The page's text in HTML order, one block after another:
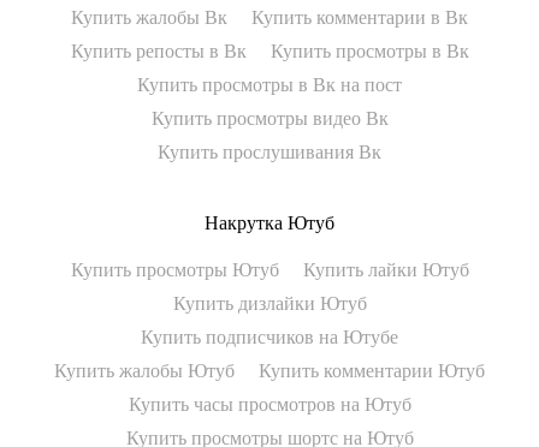
Купить жалобы Вк
Купить комментарии в Вк
Купить репосты в Вк
Купить просмотры в Вк
Купить просмотры в Вк на пост
Купить просмотры видео Вк
Купить прослушивания Вк
Накрутка Ютуб
Купить просмотры Ютуб
Купить лайки Ютуб
Купить дизлайки Ютуб
Купить подписчиков на Ютубе
Купить жалобы Ютуб
Купить комментарии Ютуб
Купить часы просмотров на Ютуб
Купить просмотры шортс на Ютуб